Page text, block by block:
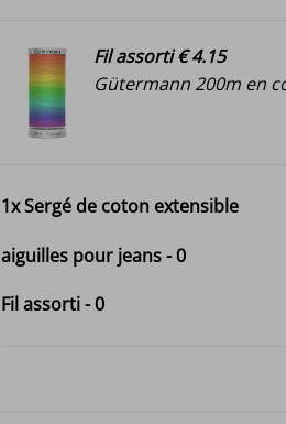
Fil assorti € 4.15
Gütermann 200m en
1xSergé de coton extensible
aiguilles pour jeans-0
Fil assorti-0